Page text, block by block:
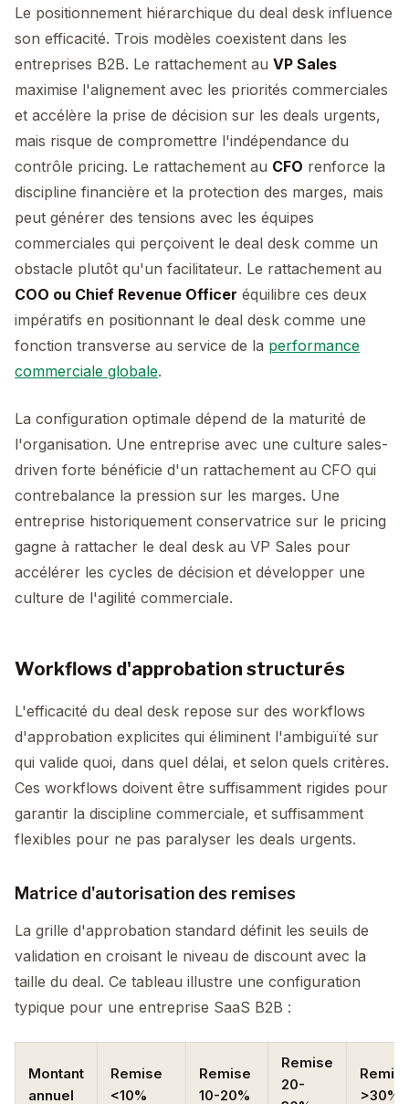
Le positionnement hiérarchique du deal desk influence
son efficacité. Trois modèles coexistent dans les
entreprises B2B. Le rattachement au VP Sales
maximise l'alignement avec les priorités commerciales
et accélère la prise de décision sur les deals urgents,
mais risque de compromettre l'indépendance du
contrôle pricing. Le rattachement au CFO renforce la
discipline financière et la protection des marges, mais
peut générer des tensions avec les équipes
commerciales qui perçoivent le deal desk comme un
obstacle plutôt qu'un facilitateur. Le rattachement au
COO ou Chief Revenue Officer équilibre ces deux
impératifs en positionnant le deal desk comme une
fonction transverse au service de la performance
commerciale globale.
La configuration optimale dépend de la maturité de
l'organisation. Une entreprise avec une culture sales-
driven forte bénéficie d'un rattachement au CFO qui
contrebalance la pression sur les marges. Une
entreprise historiquement conservatrice sur le pricing
gagne à rattacher le deal desk au VP Sales pour
accélérer les cycles de décision et développer une
culture de l'agilité commerciale.
Workflows d'approbation structurés
L'efficacité du deal desk repose sur des workflows
d'approbation explicites qui éliminent l'ambiguïté sur
qui valide quoi, dans quel délai, et selon quels critères.
Ces workflows doivent être suffisamment rigides pour
garantir la discipline commerciale, et suffisamment
flexibles pour ne pas paralyser les deals urgents.
Matrice d'autorisation des remises
La grille d'approbation standard définit les seuils de
validation en croisant le niveau de discount avec la
taille du deal. Ce tableau illustre une configuration
typique pour une entreprise SaaS B2B :
Montant
annuel
Remise
<10%
Remise
10-20%
Remise
20-
>30%